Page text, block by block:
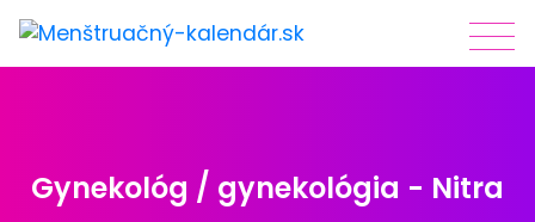
Gynekológ / gynekológia - Nitra